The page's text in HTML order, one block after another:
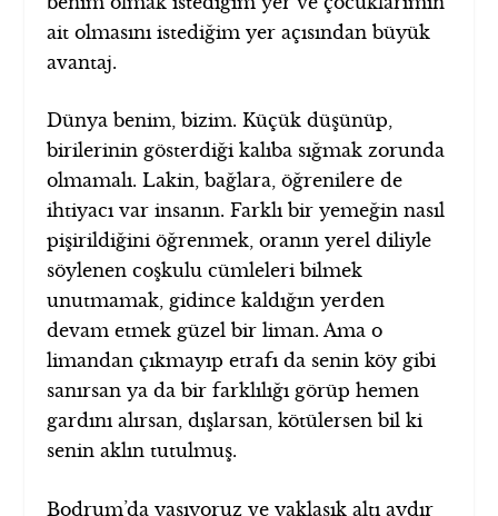
ait olmasını istediğim yer açısından büyük
avantaj.
Dünya benim, bizim. Küçük düşünüp,
birilerinin gösterdiği kalıba sığmak zorunda
olmamalı. Lakin, bağlara, öğrenilere de
ihtiyacı var insanın. Farklı bir yemeğin nasıl
pişirildiğini öğrenmek, oranın yerel diliyle
söylenen coşkulu cümleleri bilmek
unutmamak, gidince kaldığın yerden
devam etmek güzel bir liman. Ama o
limandan çıkmayıp etrafı da senin köy gibi
sanırsan ya da bir farklılığı görüp hemen
gardını alırsan, dışlarsan, kötülersen bil ki
senin aklın tutulmuş.
Bodrum’da yaşıyoruz ve yaklaşık altı aydır